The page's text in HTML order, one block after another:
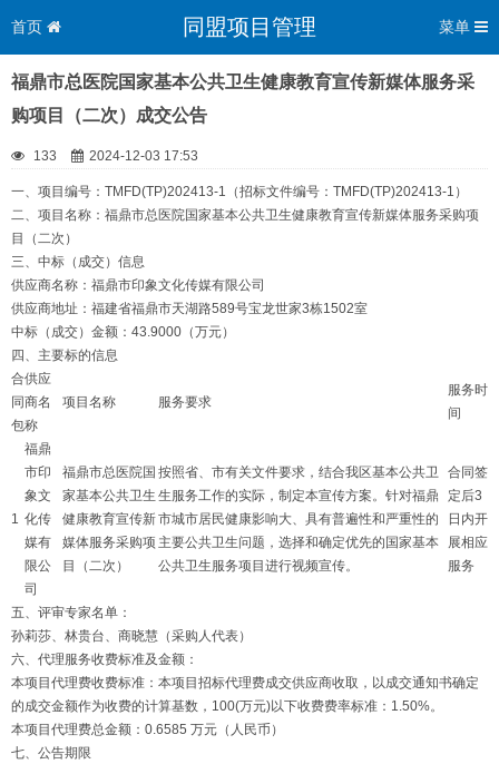
首页 同盟项目管理 菜单
福鼎市总医院国家基本公共卫生健康教育宣传新媒体服务采
购项目（二次）成交公告
133 2024-12-03 17:53
一、项目编号：TMFD(TP)202413-1（招标文件编号：TMFD(TP)202413-1）
二、项目名称：福鼎市总医院国家基本公共卫生健康教育宣传新媒体服务采购项
目（二次）
三、中标（成交）信息
供应商名称：福鼎市印象文化传媒有限公司
供应商地址：福建省福鼎市天湖路589号宝龙世家3栋1502室
中标（成交）金额：43.9000（万元）
四、主要标的信息
合
同
包
供应
商名
称
项目名称 服务要求
服务时
间
1
福鼎
市印
象文
化传
媒有
限公
司
福鼎市总医院国
家基本公共卫生
健康教育宣传新
媒体服务采购项
目（二次）
按照省、市有关文件要求，结合我区基本公共卫
生服务工作的实际，制定本宣传方案。针对福鼎
市城市居民健康影响大、具有普遍性和严重性的
主要公共卫生问题，选择和确定优先的国家基本
公共卫生服务项目进行视频宣传。
合同签
定后3
日内开
展相应
服务
五、评审专家名单：
孙莉莎、林贵台、商晓慧（采购人代表）
六、代理服务收费标准及金额：
本项目代理费收费标准：本项目招标代理费成交供应商收取，以成交通知书确定
的成交金额作为收费的计算基数，100(万元)以下收费费率标准：1.50%。
本项目代理费总金额：0.6585 万元（人民币）
七、公告期限